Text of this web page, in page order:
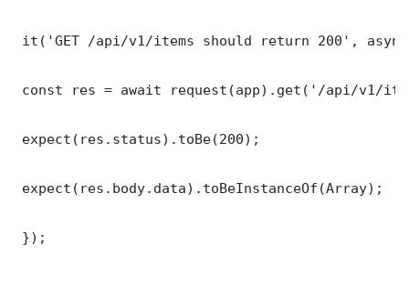
it('GET /api/v1/items should return 200',
const res = await request(app).get('/api/v1/
expect(res.status).toBe(200);
expect(res.body.data).toBeInstanceOf(Array);
});